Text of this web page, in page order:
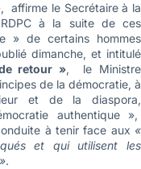
affirme le Secrétaire à la
à la suite de ces
» de certains hommes
dimanche, et intitulé
retour », le Ministre
de la démocratie, à
et de la diaspora,
authentique »,
à tenir face aux «
et qui utilisent les
.